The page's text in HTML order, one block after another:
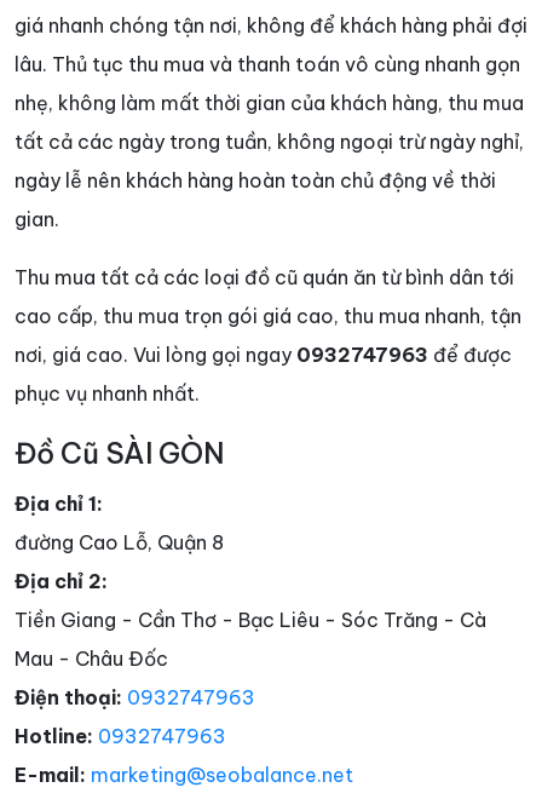
giá nhanh chóng tận nơi, không để khách hàng phải đợi
lâu. Thủ tục thu mua và thanh toán vô cùng nhanh gọn
nhẹ, không làm mất thời gian của khách hàng, thu mua
tất cả các ngày trong tuần, không ngoại trừ ngày nghỉ,
ngày lễ nên khách hàng hoàn toàn chủ động về thời
gian.
Thu mua tất cả các loại đồ cũ quán ăn từ bình dân tới
cao cấp, thu mua trọn gói giá cao, thu mua nhanh, tận
nơi, giá cao. Vui lòng gọi ngay 0932747963 để được
phục vụ nhanh nhất.
Đồ Cũ SÀI GÒN
Địa chỉ 1:
đường Cao Lỗ, Quận 8
Địa chỉ 2:
Tiền Giang - Cần Thơ - Bạc Liêu - Sóc Trăng - Cà
Mau - Châu Đốc
Điện thoại: 0932747963
Hotline: 0932747963
E-mail: marketing@seobalance.net